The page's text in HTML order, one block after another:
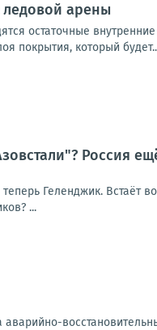
ледовой арены
остаточные
покрытия, который
Россия
Геленджик. Встаёт
...